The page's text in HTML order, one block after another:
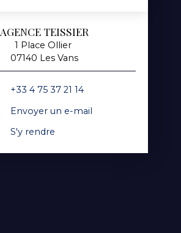
AGENCE TEISSIER
1 Place Ollier
07140 Les Vans
+33 4 75 37 21 14
Envoyer un e-mail
S'y rendre